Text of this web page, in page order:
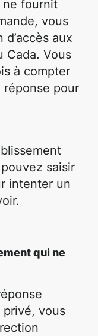
ne fournit
vous
aux
Cada. Vous
à compter
réponse pour
saisir
intenter un
qui ne
privé, vous